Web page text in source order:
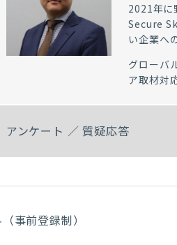
2021年に
Secure
い企業へ
グローバ
ア取材対
アンケート ／ 質疑応答
事前登録制）